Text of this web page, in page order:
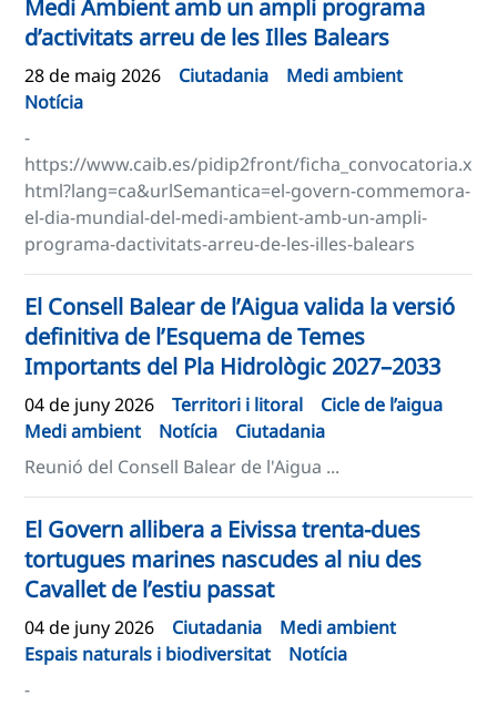
Medi Ambient amb un ampli programa
d’activitats arreu de les Illes Balears
28 de maig 2026 Ciutadania
Medi ambient
Notícia
-
https://www.caib.es/pidip2front/ficha_convocatoria.x
html?lang=ca&urlSemantica=el-govern-commemora-
el-dia-mundial-del-medi-ambient-amb-un-ampli-
programa-dactivitats-arreu-de-les-illes-balears
El Consell Balear de l’Aigua valida la versió
definitiva de l’Esquema de Temes
Importants del Pla Hidrològic 2027–2033
04 de juny 2026 Territori i litoral
Cicle de l’aigua
Medi ambient
Notícia
Ciutadania
Reunió del Consell Balear de l'Aigua ...
El Govern allibera a Eivissa trenta-dues
tortugues marines nascudes al niu des
Cavallet de l’estiu passat
04 de juny 2026 Ciutadania
Medi ambient
Espais naturals i biodiversitat
Notícia
-